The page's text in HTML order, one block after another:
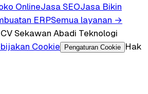
OnlineJasa SEOJasa Bikin
ERPSemua layanan →
Sekawan Abadi Teknologi
Cookie Pengaturan Cookie
Hak